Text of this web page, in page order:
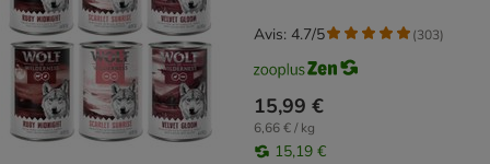
15,99 €
6,66 € / kg
15,19 €
Avis: 4.7/5 (303)